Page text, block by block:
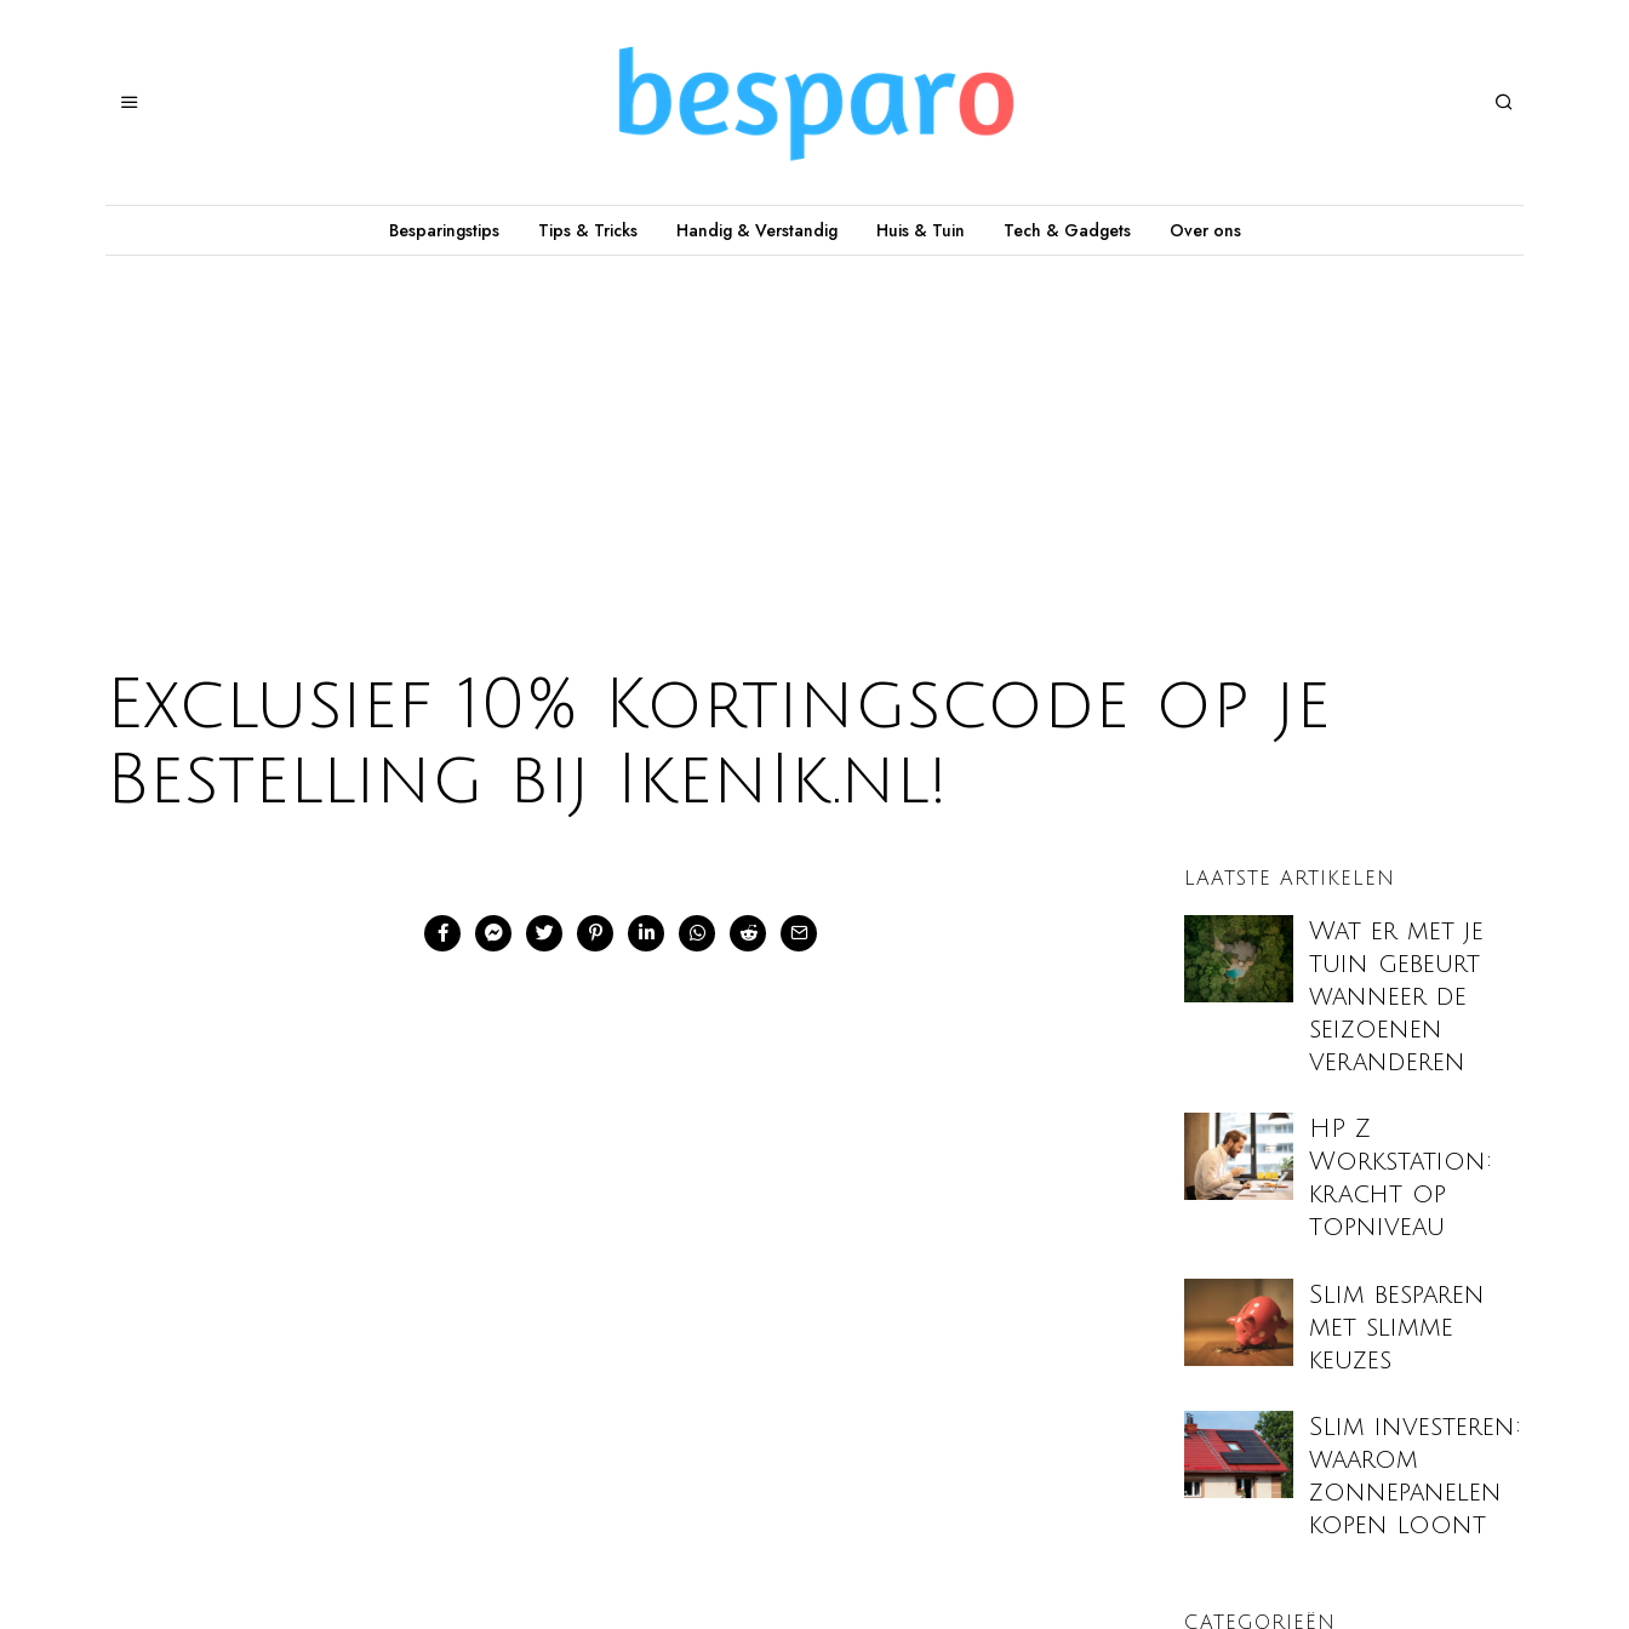
Besparingstips Tips & Tricks Handig & Verstandig Huis & Tuin Tech & Gadgets Over ons
Exclusief 10% Kortingscode op je
Bestelling bij IkenIk.nl!
LAATSTE ARTIKELEN
Wat er met je
tuin gebeurt
wanneer de
seizoenen
veranderen
HP Z
Workstation:
kracht op
topniveau
Slim besparen
met slimme
keuzes
Slim investeren:
waarom
zonnepanelen
kopen loont
CATEGORIEËN